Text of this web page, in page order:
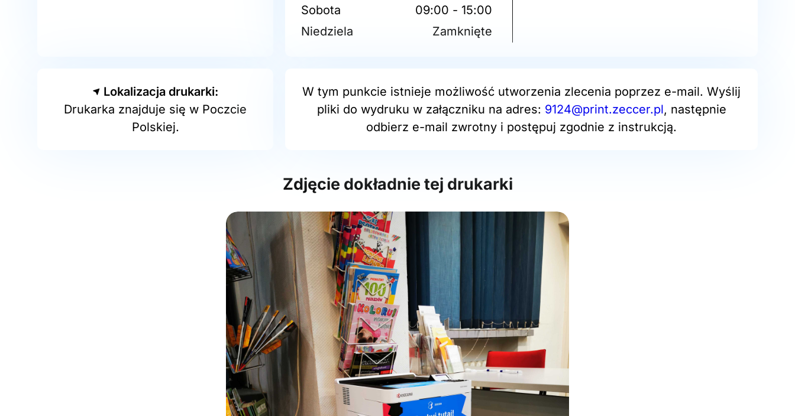
Sobota
09:00 - 15:00
Niedziela
Zamknięte
Lokalizacja drukarki:
Drukarka znajduje się w Poczcie
Polskiej.
W tym punkcie istnieje możliwość utworzenia zlecenia poprzez e-mail. Wyślij
pliki do wydruku w załączniku na adres: 9124@print.zeccer.pl, następnie
odbierz e-mail zwrotny i postępuj zgodnie z instrukcją.
Zdjęcie dokładnie tej drukarki